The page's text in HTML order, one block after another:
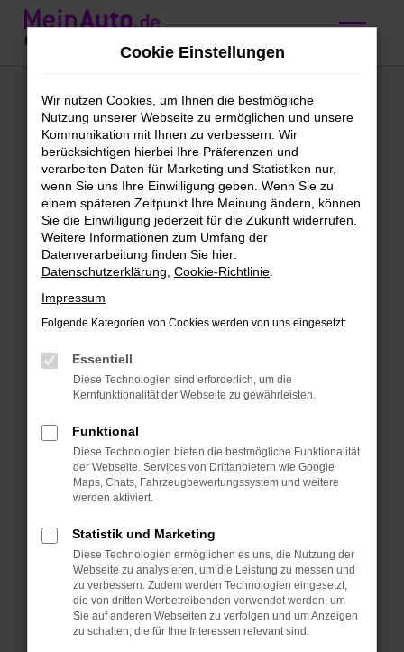
Zum
Hauptinhalt
Mercedes-Benz
CLA-Klasse kaufen
mit Lieferservice
nach Regensburg
Wir bieten günstige Mercedes-
Benz CLA-Klasse für
Regensburg
Benz CLA-Klasse herum und möchtest
bald mit diesem Modell in Regensburg
unterwegs sein? Dann ist jetzt der
richtige Moment, denn wir bieten dieses
erstklassige Fahrzeug zu einem
sensationellen Preis. Bei MeinAuto
Gebrauchtwagen bist du an die
CLA-Klasse und eine Reihe anderer
Modelle geraten. Für uns spricht, dass
wir ausschließlich Fahrzeuge aus erster
Hand anbieten und du durchweg
scheckheftgepflegte Autos erhältst. Wir
Cookie Einstellungen
Wir nutzen Cookies, um Ihnen die bestmögliche
Nutzung unserer Webseite zu ermöglichen und unsere
Kommunikation mit Ihnen zu verbessern. Wir
berücksichtigen hierbei Ihre Präferenzen und
verarbeiten Daten für Marketing und Statistiken nur,
wenn Sie uns Ihre Einwilligung geben. Wenn Sie zu
einem späteren Zeitpunkt Ihre Meinung ändern, können
Sie die Einwilligung jederzeit für die Zukunft widerrufen.
Weitere Informationen zum Umfang der
Datenverarbeitung finden Sie hier:
Datenschutzerklärung Cookie-Richtlinie
Impressum
Folgende Kategorien von Cookies werden von uns eingesetzt:
Essentiell
Diese Technologien sind erforderlich, um die
Kernfunktionalität der Webseite zu gewährleisten.
Funktional
Diese Technologien bieten die bestmögliche Funktionalität
der Webseite. Services von Drittanbietern wie Google
Maps, Chats, Fahrzeugbewertungssystem und weitere
werden aktiviert.
Statistik und Marketing
Diese Technologien ermöglichen es uns, die Nutzung der
Webseite zu analysieren, um die Leistung zu messen und
zu verbessern. Zudem werden Technologien eingesetzt,
die von dritten Werbetreibenden verwendet werden, um
Sie auf anderen Webseiten zu verfolgen und um Anzeigen
zu schalten, die für Ihre Interessen relevant sind.